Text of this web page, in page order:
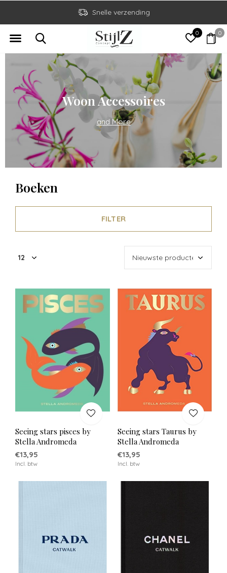
0 0
Snelle verzending
Woon Accessoires
and More
Boeken
FILTER
Seeing stars pisces by
Stella Andromeda
€13,95
Incl. btw
Seeing stars Taurus by
Stella Andromeda
€13,95
Incl. btw